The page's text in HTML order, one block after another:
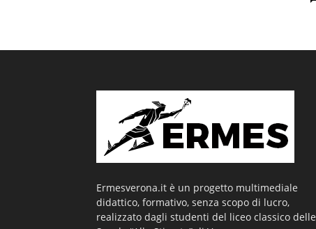
Ermesverona.it è un progetto multimediale
didattico, formativo, senza scopo di lucro,
realizzato dagli studenti del liceo classico delle